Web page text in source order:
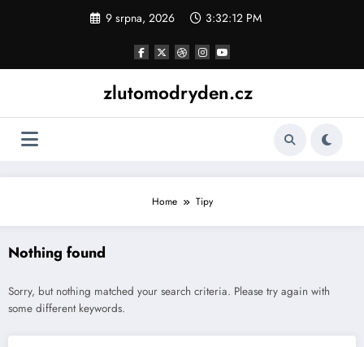
9 srpna, 2026 3:32:12 PM
zlutomodryden.cz
Home Tipy
Nothing found
Sorry, but nothing matched your search criteria. Please try again with
some different keywords.